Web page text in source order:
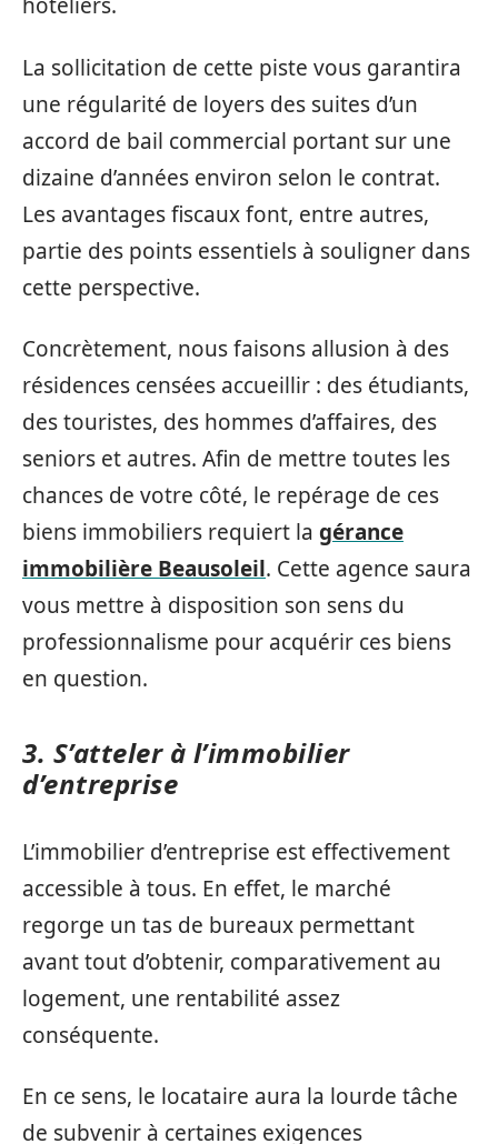
La sollicitation de cette piste vous garantira
une régularité de loyers des suites d’un
accord de bail commercial portant sur une
dizaine d’années environ selon le contrat.
Les avantages fiscaux font, entre autres,
partie des points essentiels à souligner dans
cette perspective.
Concrètement, nous faisons allusion à des
résidences censées accueillir : des étudiants,
des touristes, des hommes d’affaires, des
seniors et autres. Afin de mettre toutes les
chances de votre côté, le repérage de ces
biens immobiliers requiert la gérance
immobilière Beausoleil. Cette agence saura
vous mettre à disposition son sens du
professionnalisme pour acquérir ces biens
en question.
3. S’atteler à l’immobilier
d’entreprise
L’immobilier d’entreprise est effectivement
accessible à tous. En effet, le marché
regorge un tas de bureaux permettant
avant tout d’obtenir, comparativement au
logement, une rentabilité assez
conséquente.
En ce sens, le locataire aura la lourde tâche
de subvenir à certaines exigences